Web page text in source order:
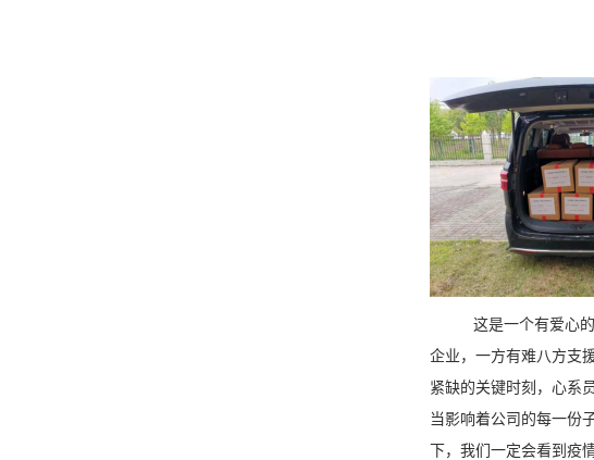
这是一个有爱心
企业，一方有难八方支
紧缺的关键时刻，心系
当影响着公司的每一份
下，我们一定会看到疫